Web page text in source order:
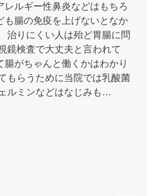
ルギー性鼻炎などはもちろ
も腸の免疫を上げないとなか
治りにくい人は殆ど胃腸に問
鏡検査で大丈夫と言われて
腸がちゃんと働くかはわかり
もらうために当院では乳酸菌
ルミンなどはなじみも…